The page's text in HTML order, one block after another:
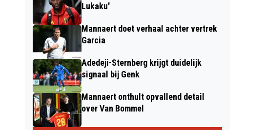
Lukaku'
Mannaert doet verhaal achter vertrek
Garcia
Adedeji-Sternberg krijgt duidelijk
signaal bij Genk
Mannaert onthult opvallend detail
over Van Bommel